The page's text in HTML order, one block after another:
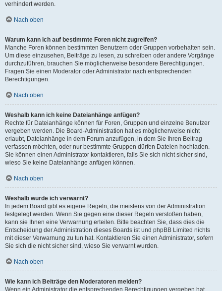
verhindert werden.
Nach oben
Warum kann ich auf bestimmte Foren nicht zugreifen?
Manche Foren können bestimmten Benutzern oder Gruppen vorbehalten sein.
Um diese einzusehen, Beiträge zu lesen, zu schreiben oder andere Vorgänge
durchzuführen, brauchen Sie möglicherweise besondere Berechtigungen.
Fragen Sie einen Moderator oder Administrator nach entsprechenden
Berechtigungen.
Nach oben
Weshalb kann ich keine Dateianhänge anfügen?
Rechte für Dateianhänge können für Foren, Gruppen und einzelne Benutzer
vergeben werden. Die Board-Administration hat es möglicherweise nicht
erlaubt, Dateianhänge in dem Forum anzufügen, in dem Sie Ihren Beitrag
verfassen möchten, oder nur bestimmte Gruppen dürfen Dateien hochladen.
Sie können einen Administrator kontaktieren, falls Sie sich nicht sicher sind,
wieso Sie keine Dateianhänge anfügen können.
Nach oben
Weshalb wurde ich verwarnt?
In jedem Board gibt es eigene Regeln, die meistens von der Administration
festgelegt werden. Wenn Sie gegen eine dieser Regeln verstoßen haben,
kann sie Ihnen eine Verwarnung erteilen. Bitte beachten Sie, dass dies die
Entscheidung der Administration dieses Boards ist und phpBB Limited nichts
mit dieser Verwarnung zu tun hat. Kontaktieren Sie einen Administrator, sofern
Sie sich die nicht sicher sind, wieso Sie verwarnt wurden.
Nach oben
Wie kann ich Beiträge den Moderatoren melden?
Wenn ein Administrator die entsprechenden Berechtigungen vergeben hat,